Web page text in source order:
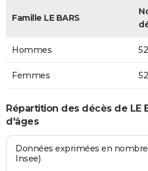
Famille LE BARS
Hommes
Femmes
Répartition des décès de LE
d'âges
Données exprimées en nombre
Insee)